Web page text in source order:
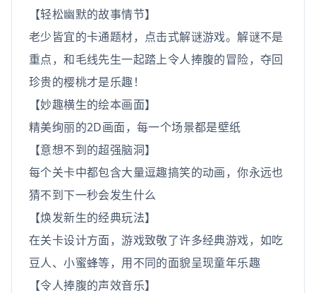
【轻松幽默的故事情节】
老少皆宜的卡通题材，点击式解谜游戏。解谜不是
重点，和毛线先生一起踏上令人捧腹的冒险，夺回
珍贵的樱桃才是乐趣！
【妙趣横生的绘本画面】
精美绚丽的2D画面，每一个场景都是壁纸
【意想不到的超强脑洞】
每个关卡中都包含大量逗趣搞笑的动画，你永远也
猜不到下一秒会发生什么
【焕发新生的经典玩法】
在关卡设计方面，游戏致敬了许多经典游戏，如吃
豆人、小蜜蜂等，用不同的面貌呈现童年乐趣
【令人捧腹的声效音乐】